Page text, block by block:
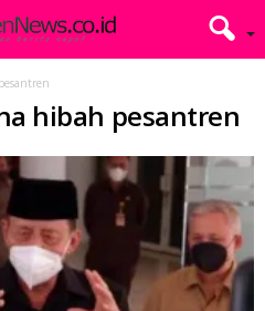
hibah pesantren